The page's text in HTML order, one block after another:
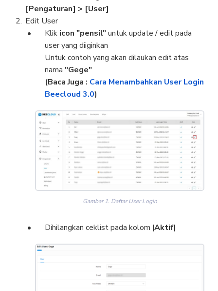
[Pengaturan] > [User]
Edit User
Klik icon "pensil"untuk update / edit pada
user yang diiginkan
Untuk contoh yang akan dilaukan edit atas
nama "Gege"
(Baca Juga : Cara Menambahkan User Login
Beecloud 3.0)
Gambar 1. Daftar User Login
Dihilangkan ceklist pada kolom |Aktif|